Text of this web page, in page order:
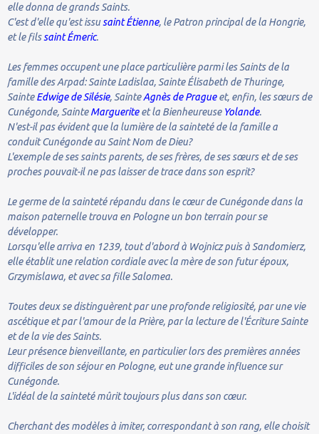
elle donna de grands Saints.
C'est d'elle qu'est issusaint Étienne, le Patron principal de la Hongrie,
et le filssaint Émeric.
Les femmes occupent une place particulière parmi les Saints de la
famille des Arpad: Sainte Ladislaa, Sainte Élisabeth de Thuringe,
SainteEdwige de Silésie, SainteAgnès de Pragueet, enfin, les sœurs de
Cunégonde, SainteMargueriteet la Bienheureuse Yolande.
N'est-il pas évident que la lumière de la sainteté de la famille a
conduit Cunégonde au Saint Nom de Dieu?
L'exemple de ses saints parents, de ses frères, de ses sœurs et de ses
proches pouvait-il ne pas laisser de trace dans son esprit?
Le germe de la sainteté répandu dans le cœur de Cunégonde dans la
maison paternelle trouva en Pologne un bon terrain pour se
développer.
Lorsqu'elle arriva en 1239, tout d'abord à Wojnicz puis à Sandomierz,
elle établit une relation cordiale avec la mère de son futur époux,
Grzymislawa, et avec sa fille Salomea.
Toutes deux se distinguèrent par une profonde religiosité, par une vie
ascétique et par l'amour de la Prière, par la lecture de l'Écriture Sainte
et de la vie des Saints.
Leur présence bienveillante, en particulier lors des premières années
difficiles de son séjour en Pologne, eut une grande influence sur
Cunégonde.
L'idéal de la sainteté mûrit toujours plus dans son cœur.
Cherchant des modèles à imiter, correspondant à son rang, elle choisit